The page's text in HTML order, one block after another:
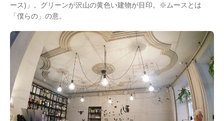
ース)」。グリーンが沢山の黄色い建物が目印。※ムースとは
「僕らの」の意。